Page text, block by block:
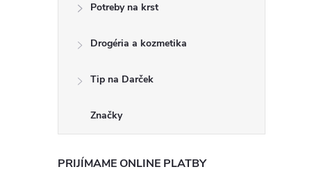
Potreby na krst
Drogéria a kozmetika
Tip na Darček
Značky
PRIJÍMAME ONLINE PLATBY